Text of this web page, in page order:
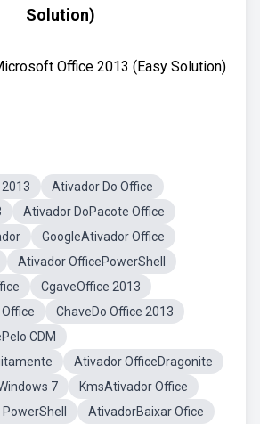
Solution)
Office 2013 (Easy Solution)
Ativador Do Office
Ativador DoPacote Office
GoogleAtivador Office
Ativador OfficePowerShell
CgaveOffice 2013
ChaveDo Office 2013
CDM
Ativador OfficeDragonite
7
KmsAtivador Office
AtivadorBaixar Ofice